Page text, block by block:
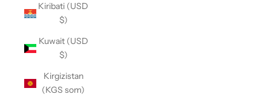
Kiribati (USD
$)
Kuwait (USD
$)
Kirgizistan
(KGS som)